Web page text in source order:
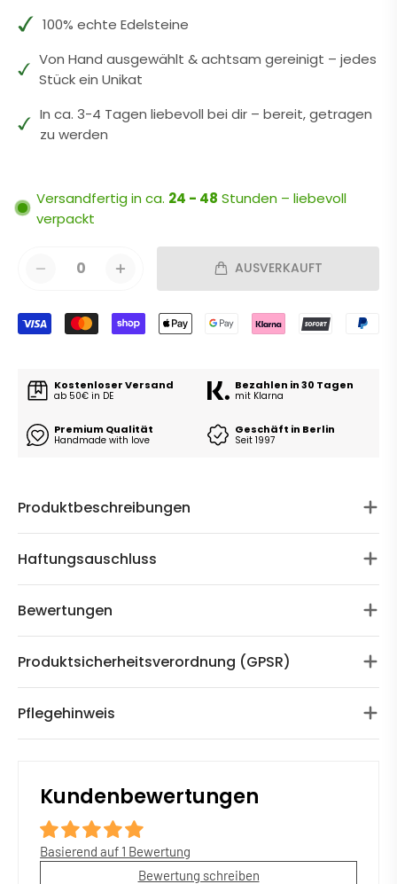
100% echte Edelsteine
Von Hand ausgewählt & achtsam gereinigt – jedes
Stück ein Unikat
In ca. 3-4 Tagen liebevoll bei dir – bereit, getragen
zu werden
Versandfertig in ca. 24 - 48 Stunden – liebevoll
verpackt
0 AUSVERKAUFT
Kostenloser Versand
ab 50€ in DE
Bezahlen in 30 Tagen
mit Klarna
Premium Qualität
Handmade with love
Geschäft in Berlin
Seit 1997
Produktbeschreibungen
Haftungsauschluss
Bewertungen
Produktsicherheitsverordnung (GPSR)
Pflegehinweis
Kundenbewertungen
Basierend auf 1 Bewertung
Bewertung schreiben